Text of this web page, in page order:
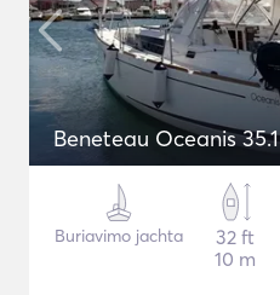
Beneteau Oceanis 35.1
Buriavimo jachta
32 ft
10 m